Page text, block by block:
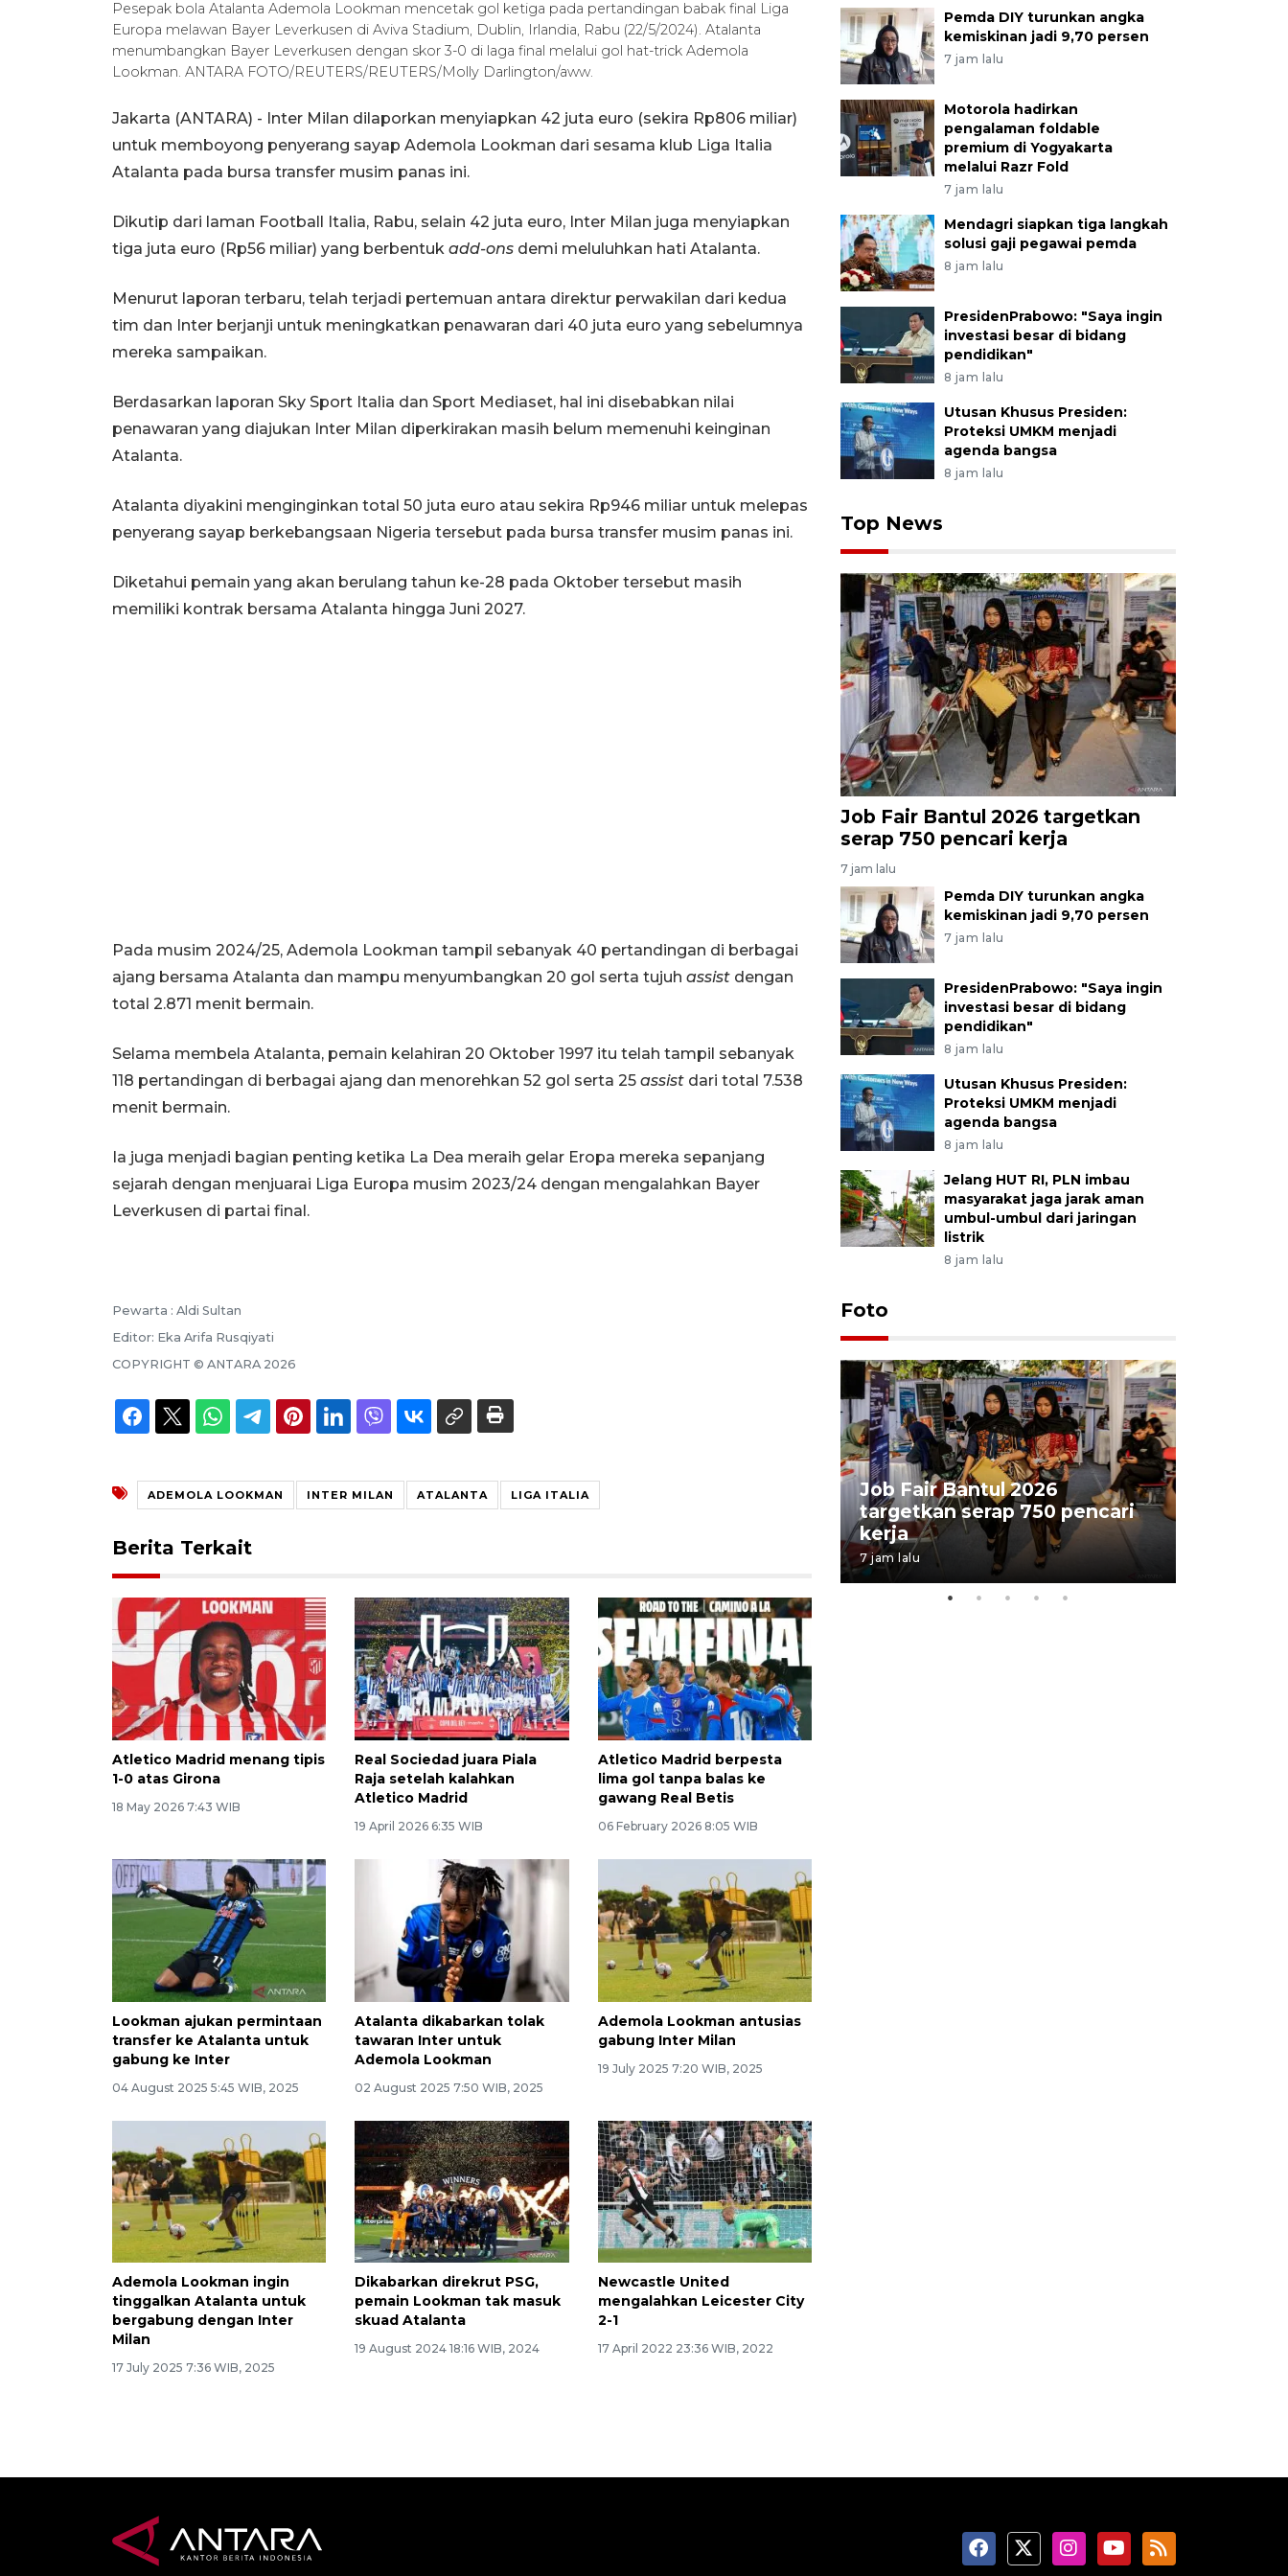
Pesepak bola Atalanta Ademola Lookman mencetak gol ketiga pada pertandingan babak final Liga
Europa melawan Bayer Leverkusen di Aviva Stadium, Dublin, Irlandia, Rabu (22/5/2024). Atalanta
menumbangkan Bayer Leverkusen dengan skor 3-0 di laga final melalui gol hat-trick Ademola
Lookman. ANTARA FOTO/REUTERS/REUTERS/Molly Darlington/aww.
Jakarta (ANTARA) - Inter Milan dilaporkan menyiapkan 42 juta euro (sekira Rp806 miliar)
untuk memboyong penyerang sayap Ademola Lookman dari sesama klub Liga Italia
Atalanta pada bursa transfer musim panas ini.
Dikutip dari laman Football Italia, Rabu, selain 42 juta euro, Inter Milan juga menyiapkan
tiga juta euro (Rp56 miliar) yang berbentuk add-ons demi meluluhkan hati Atalanta.
Menurut laporan terbaru, telah terjadi pertemuan antara direktur perwakilan dari kedua
tim dan Inter berjanji untuk meningkatkan penawaran dari 40 juta euro yang sebelumnya
mereka sampaikan.
Berdasarkan laporan Sky Sport Italia dan Sport Mediaset, hal ini disebabkan nilai
penawaran yang diajukan Inter Milan diperkirakan masih belum memenuhi keinginan
Atalanta.
Atalanta diyakini menginginkan total 50 juta euro atau sekira Rp946 miliar untuk melepas
penyerang sayap berkebangsaan Nigeria tersebut pada bursa transfer musim panas ini.
Diketahui pemain yang akan berulang tahun ke-28 pada Oktober tersebut masih
memiliki kontrak bersama Atalanta hingga Juni 2027.
Pada musim 2024/25, Ademola Lookman tampil sebanyak 40 pertandingan di berbagai
ajang bersama Atalanta dan mampu menyumbangkan 20 gol serta tujuh assist dengan
total 2.871 menit bermain.
Selama membela Atalanta, pemain kelahiran 20 Oktober 1997 itu telah tampil sebanyak
118 pertandingan di berbagai ajang dan menorehkan 52 gol serta 25 assist dari total 7.538
menit bermain.
Ia juga menjadi bagian penting ketika La Dea meraih gelar Eropa mereka sepanjang
sejarah dengan menjuarai Liga Europa musim 2023/24 dengan mengalahkan Bayer
Leverkusen di partai final.
Pewarta : Aldi Sultan
Editor: Eka Arifa Rusqiyati
COPYRIGHT © ANTARA 2026
ADEMOLA LOOKMAN INTER MILAN ATALANTA LIGA ITALIA
Berita Terkait
Atletico Madrid menang tipis
1-0 atas Girona
18 May 2026 7:43 WIB
Real Sociedad juara Piala
Raja setelah kalahkan
Atletico Madrid
19 April 2026 6:35 WIB
Atletico Madrid berpesta
lima gol tanpa balas ke
gawang Real Betis
06 February 2026 8:05 WIB
Lookman ajukan permintaan
transfer ke Atalanta untuk
gabung ke Inter
04 August 2025 5:45 WIB, 2025
Atalanta dikabarkan tolak
tawaran Inter untuk
Ademola Lookman
02 August 2025 7:50 WIB, 2025
Ademola Lookman antusias
gabung Inter Milan
19 July 2025 7:20 WIB, 2025
Ademola Lookman ingin
tinggalkan Atalanta untuk
bergabung dengan Inter
Milan
17 July 2025 7:36 WIB, 2025
Dikabarkan direkrut PSG,
pemain Lookman tak masuk
skuad Atalanta
19 August 2024 18:16 WIB, 2024
Newcastle United
mengalahkan Leicester City
2-1
17 April 2022 23:36 WIB, 2022
Pemda DIY turunkan angka
kemiskinan jadi 9,70 persen
7 jam lalu
Motorola hadirkan
pengalaman foldable
premium di Yogyakarta
melalui Razr Fold
7 jam lalu
Mendagri siapkan tiga langkah
solusi gaji pegawai pemda
8 jam lalu
PresidenPrabowo: "Saya ingin
investasi besar di bidang
pendidikan"
8 jam lalu
Utusan Khusus Presiden:
Proteksi UMKM menjadi
agenda bangsa
8 jam lalu
Top News
Job Fair Bantul 2026 targetkan
serap 750 pencari kerja
7 jam lalu
Pemda DIY turunkan angka
kemiskinan jadi 9,70 persen
7 jam lalu
PresidenPrabowo: "Saya ingin
investasi besar di bidang
pendidikan"
8 jam lalu
Utusan Khusus Presiden:
Proteksi UMKM menjadi
agenda bangsa
8 jam lalu
Jelang HUT RI, PLN imbau
masyarakat jaga jarak aman
umbul-umbul dari jaringan
listrik
8 jam lalu
Foto
Pameran seni rupa karya
Job Fair Bantul 2026
targetkan serap 750 pencari
kerja
7 jam lalu